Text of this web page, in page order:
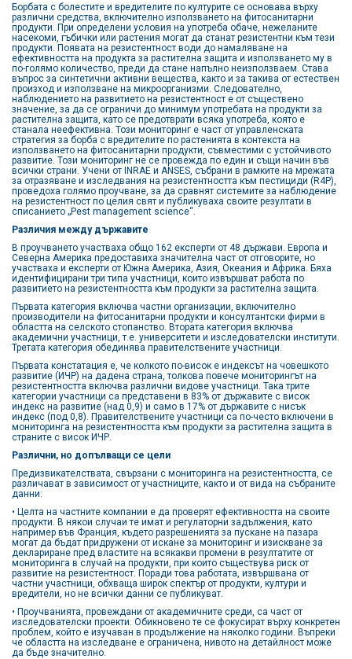
Борбата с болестите и вредителите по културите се основава върху
различни средства, включително използването на фитосанитарни
продукти. При определени условия на употреба обаче, нежеланите
насекоми, гъбички или растения могат да станат резистентни към тези
продукти. Появата на резистентност води до намаляване на
ефективността на продукта за растителна защита и използването му в
по-голямо количество, преди да стане напълно неизползваем. Става
въпрос за синтетични активни вещества, както и за такива от естествен
произход и използване на микроорганизми. Следователно,
наблюдението на развитието на резистентност е от съществено
значение, за да се ограничи до минимум употребата на продукти за
растителна защита, като се предотврати всяка употреба, която е
станала неефективна. Този мониторинг е част от управленската
стратегия за борба с вредителите по растенията в контекста на
използването на фитосанитарни продукти, съвместими с устойчивото
развитие. Този мониторинг не се провежда по един и същи начин във
всички страни. Учени от INRAE и ANSES, събрани в рамките на мрежата
за отразяване и изследвания на резистентността към пестициди (R4P),
проведоха голямо проучване, за да сравнят системите за наблюдение
на резистентност по целия свят и публикуваха своите резултати в
списанието „Pest management science“.
Различия между държавите
В проучването участваха общо 162 експерти от 48 държави. Европа и
Северна Америка предоставиха значителна част от отговорите, но
участваха и експерти от Южна Америка, Азия, Океания и Африка. Бяха
идентифицирани три типа участници, които извършват работа по
развитието на резистентността към продукти за растителна защита.
Първата категория включва частни организации, включително
производители на фитосанитарни продукти и консултантски фирми в
областта на селското стопанство. Втората категория включва
академични участници, т.е. университети и изследователски институти.
Третата категория обединява правителствените участници.
Първата констатация е, че колкото по-висок е индексът на човешкото
развитие (ИЧР) на дадена страна, толкова повече мониторингът на
резистентността включва различни видове участници. Така трите
категории участници са представени в 83% от държавите с висок
индекс на развитие (над 0,9) и само в 17% от държавите с нисък
индекс (под 0,8). Правителствените участници са по-често включени в
мониторинга на резистентността към продукти за растителна защита в
страните с висок ИЧР.
Различни, но допълващи се цели
Предизвикателствата, свързани с мониторинга на резистентността, се
различават в зависимост от участниците, както и от вида на събраните
данни:
• Целта на частните компании е да проверят ефективността на своите
продукти. В някои случаи те имат и регулаторни задължения, като
например във Франция, където разрешенията за пускане на пазара
могат да бъдат придружени от искане за мониторинг и изискване за
деклариране пред властите на всякакви промени в резултатите от
мониторинга в случай на продукти, при които съществува риск от
развитие на резистентност. Поради това работата, извършвана от
частни участници, обхваща широк спектър от продукти, култури и
вредители, но не всички данни се публикуват.
• Проучванията, провеждани от академичните среди, са част от
изследователски проекти. Обикновено те се фокусират върху конкретен
проблем, който е изучаван в продължение на няколко години. Въпреки
че областта на изследване е ограничена, нивото на детайлност може
да бъде значително.